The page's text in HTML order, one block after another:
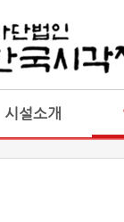
시설소개